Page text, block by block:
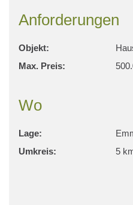
Anforderungen
Objekt:
Max. Preis:
Wo
Lage:
Umkreis:
5